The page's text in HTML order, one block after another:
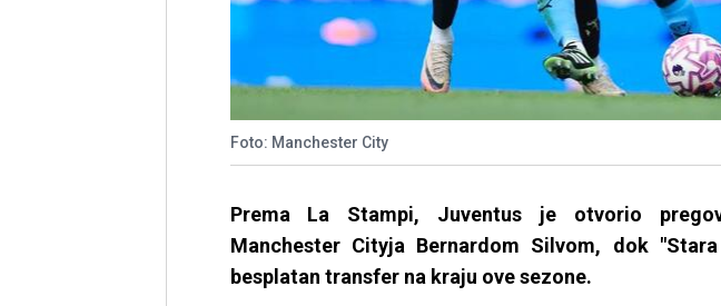
Foto: Manchester City
Prema La Stampi, Juventus je otvorio
Manchester Cityja Bernardom Silvom, dok
besplatan transfer na kraju ove sezone.